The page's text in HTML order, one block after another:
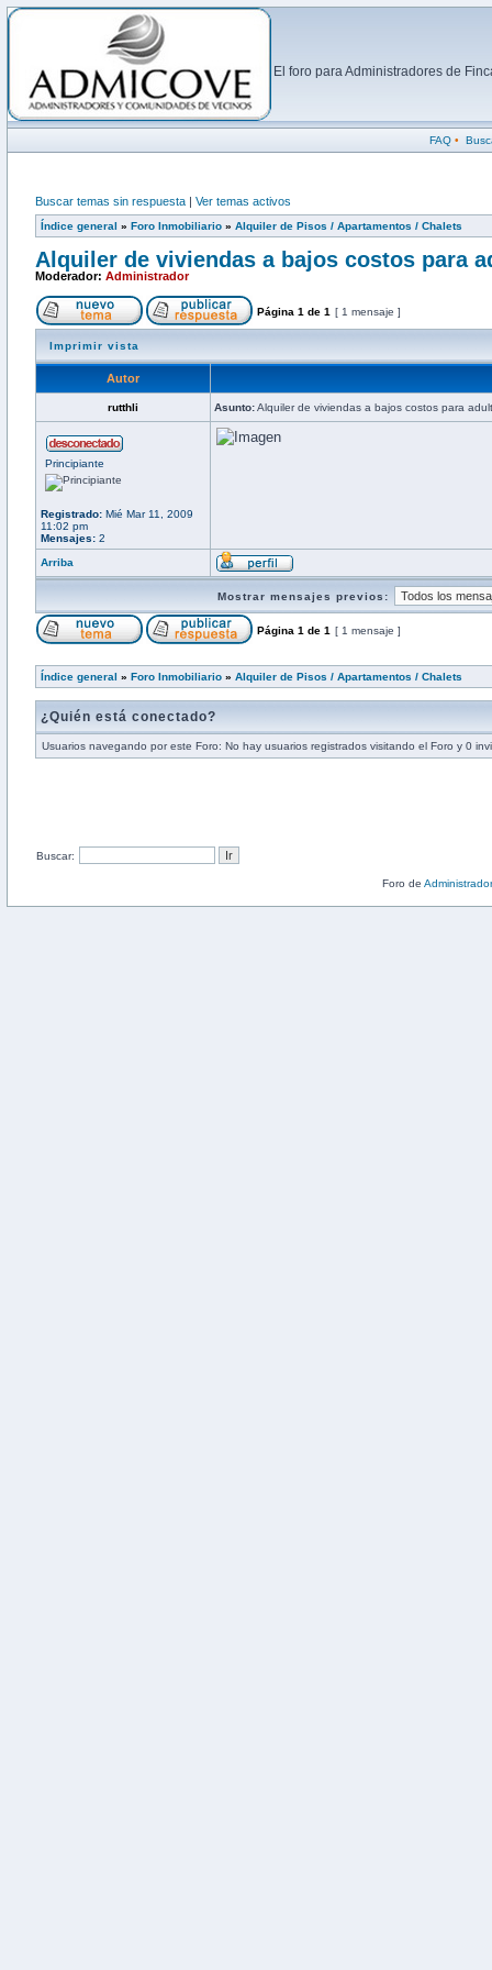
El foro para Administradores de
FAQ•
Buscar temas sin respuesta | Ver temas activos
Índice general » Foro Inmobiliario » Alquiler de Pisos / Apartamentos / Chalets
Alquiler de viviendas a bajos costos para
Moderador: Administrador
Página 1 de 1 [ 1 mensaje ]
Imprimir vista
Autor
rutthli Asunto:Alquiler de viviendas a bajos costos para
Principiante
Registrado: Mié Mar 11, 2009
11:02 pm
Mensajes: 2
Arriba
Mostrar mensajes previos:
Página 1 de 1 [ 1 mensaje ]
Índice general » Foro Inmobiliario » Alquiler de Pisos / Apartamentos / Chalets
¿Quién está conectado?
Usuarios navegando por este Foro: No hay usuarios registrados visitando el Foro y 0
Buscar:
Foro de